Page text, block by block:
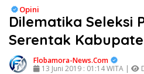
Opini
Dilematika Seleksi
Serentak
Flobamora-News.Com
13 Juni 2019 : 01:14 WITA |